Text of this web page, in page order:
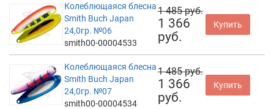
Колеблющаяся блесна
Smith Buch Japan
24,0гр. №06
smith00-00004533
1 485 руб.
1 366
руб.
Купить
Колеблющаяся блесна
Smith Buch Japan
24,0гр. №07
smith00-00004534
1 485 руб.
1 366
руб.
Купить